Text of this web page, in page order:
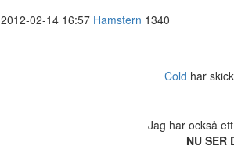
2012-02-14 16:57 Hamstern 1340
Cold har
Jag har också
NU SER